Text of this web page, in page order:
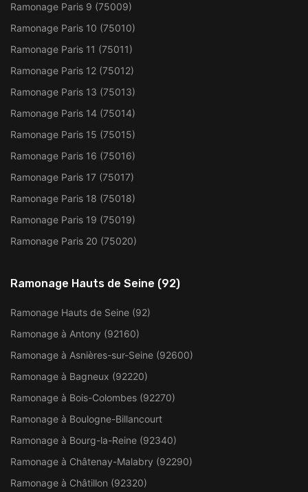
Ramonage Paris 9 (75009)
Ramonage Paris 10 (75010)
Ramonage Paris 11 (75011)
Ramonage Paris 12 (75012)
Ramonage Paris 13 (75013)
Ramonage Paris 14 (75014)
Ramonage Paris 15 (75015)
Ramonage Paris 16 (75016)
Ramonage Paris 17 (75017)
Ramonage Paris 18 (75018)
Ramonage Paris 19 (75019)
Ramonage Paris 20 (75020)
Ramonage Hauts de Seine (92)
Ramonage Hauts de Seine (92)
Ramonage à Antony (92160)
Ramonage à Asnières-sur-Seine (92600)
Ramonage à Bagneux (92220)
Ramonage à Bois-Colombes (92270)
Ramonage à Boulogne-Billancourt
Ramonage à Bourg-la-Reine (92340)
Ramonage à Châtenay-Malabry (92290)
Ramonage à Châtillon (92320)